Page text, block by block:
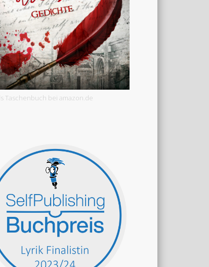
Taschenbuch bei amazon.de